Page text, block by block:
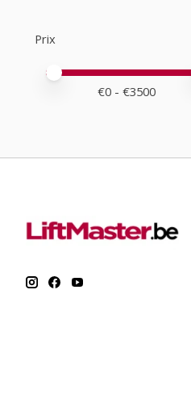
Prix
Prix minimum
Price maximum value
€0 - €3500